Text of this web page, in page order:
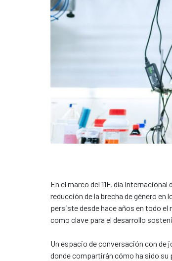
En el marco del 11F, día
reducción de la brecha de género en
persiste desde hace años en todo el
como clave para el desarrollo
Un espacio de conversación con de
donde compartirán cómo ha sido su